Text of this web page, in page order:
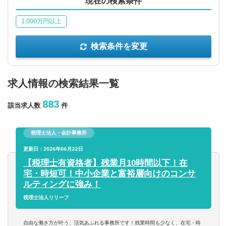
年収500万円以上
求人情報の検索結果一覧
該当求人数 883 件
税理士法人・会計事務所
更新日：2026年06月22日
【税理士有資格者】残業月10時間以下！在
宅・時短可！中小企業と富裕層向けのコンサ
ルティングに強み！
税理士法人リリーフ
自由な働き方が叶う、活気あふれる事務所です！残業時間も少なく、在宅・時
1,000万円以上
検索条件を変更
従業員数
以上
フリーワード